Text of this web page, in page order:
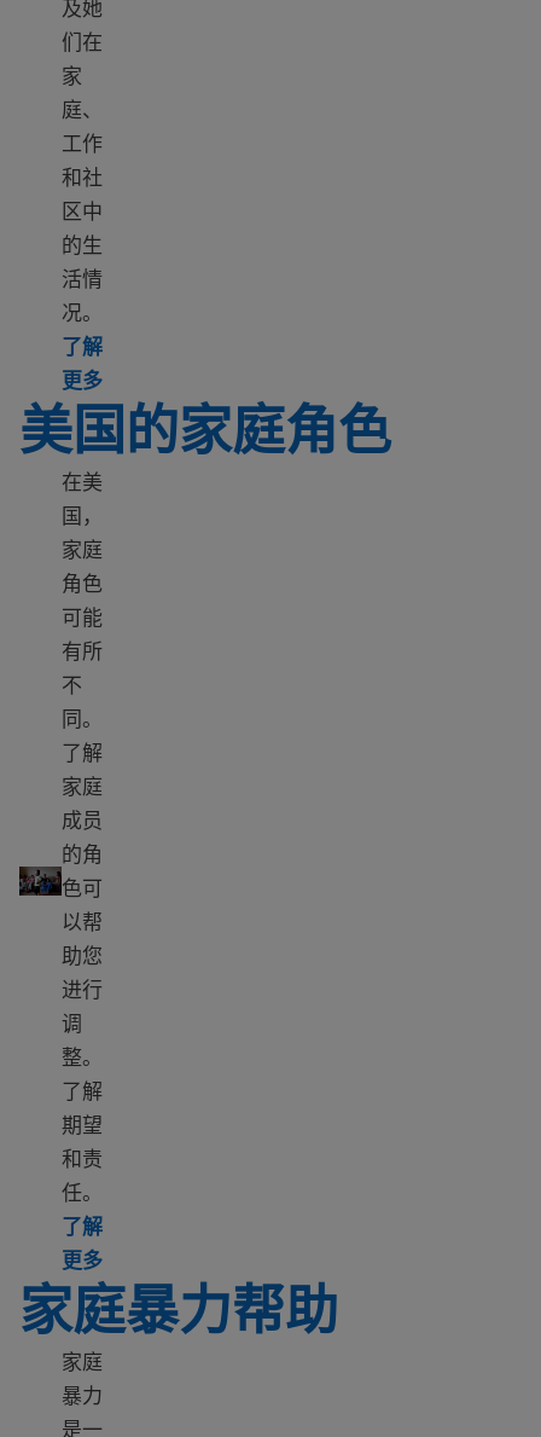
及她
们在
家
庭、
工作
和社
区中
的生
活情
况。
了解
更多Learn more about Understanding rights and
美国的家庭角色
美国的家庭角色
在美
国，
家庭
角色
可能
有所
不
同。
了解
家庭
成员
的角
色可
以帮
助您
进行
调
整。
了解
期望
和责
任。
了解
更多Learn more about Family roles in the USA
家庭暴力帮助
家庭
暴力
是一